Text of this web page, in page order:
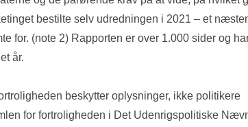
bestilte selv udredningen i 2021 – et
for. (note 2) Rapporten er over 1.000 sider og
år.
beskytter oplysninger, ikke politikere
for fortroligheden i Det Udenrigspolitiske